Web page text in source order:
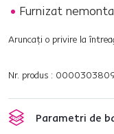
Furnizat
Aruncaţi o privire la
Nr. produs :
Parametri de